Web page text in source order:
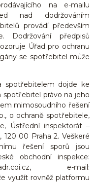
na e-mailu
nad dodržováním
provádí především
Dodržování předpisů
Úřad pro ochranu
se spotřebitel může
spotřebitelem dojde ke
právo na jeho
mimosoudního řešení
o ochraně spotřebitele,
Ústřední inspektorát –
120 00 Praha 2. Veškeré
řešení sporů jsou
obchodní inspekce:
e-mail:
využít rovněž platformu